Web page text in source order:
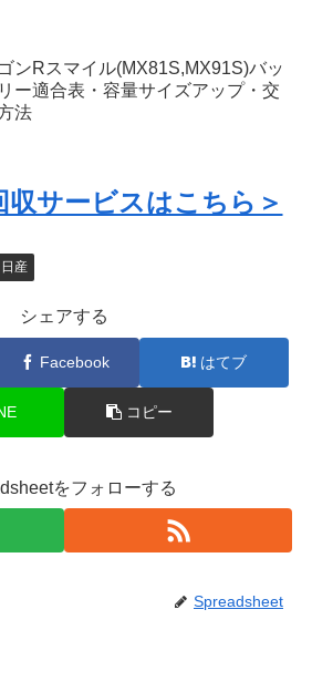
ンRスマイル(MX81S,MX91S)バッ
ー適合表・容量サイズアップ・交
法
サービスはこちら＞
日産
シェアする
Facebook はてブ
コピー
をフォローする
Spreadsheet